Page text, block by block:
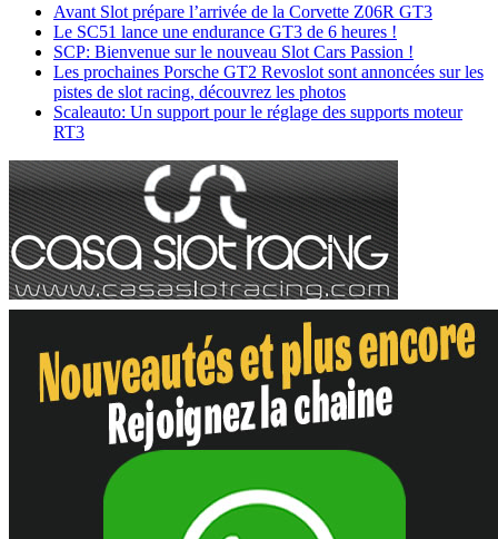
Avant Slot prépare l’arrivée de la Corvette Z06R GT3
Le SC51 lance une endurance GT3 de 6 heures !
SCP: Bienvenue sur le nouveau Slot Cars Passion !
Les prochaines Porsche GT2 Revoslot sont annoncées sur les
pistes de slot racing, découvrez les photos
Scaleauto: Un support pour le réglage des supports moteur
RT3